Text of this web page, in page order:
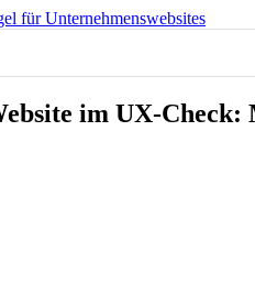
im UX-